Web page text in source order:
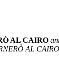
AL CAIRO
AL CAIRO